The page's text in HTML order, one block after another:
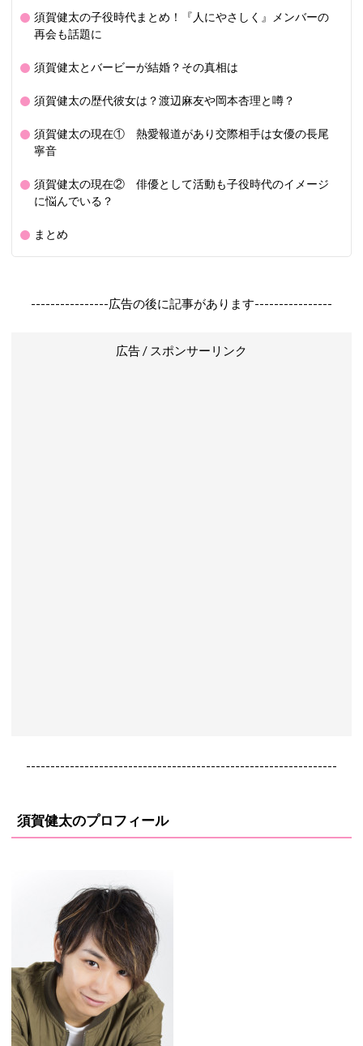
須賀健太の子役時代まとめ！『人にやさしく』メンバーの
再会も話題に
須賀健太とバービーが結婚？その真相は
須賀健太の歴代彼女は？渡辺麻友や岡本杏理と噂？
須賀健太の現在① 熱愛報道があり交際相手は女優の長尾
寧音
須賀健太の現在② 俳優として活動も子役時代のイメージ
に悩んでいる？
まとめ
----------------広告の後に記事があります----------------
広告 / スポンサーリンク
----------------------------------------------------------------
須賀健太のプロフィール